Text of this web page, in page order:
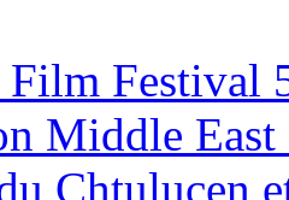
Festival
Middle
Chtulucen